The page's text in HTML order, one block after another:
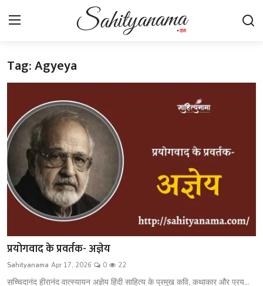
Login
स्वतंत्रता सेनानी
साहित्य समाचार
कहानी
कविता
आलेख
शख्सियत
Tag: Agyeya
प्रयोगवाद के प्रवर्तक- अज्ञेय
Sahityanama Apr 17, 2026 0 22
सच्चिदानंद हीरानंद वात्स्यायन अज्ञेय हिंदी साहित्य के प्रमुख कवि, कथाकार और प्रय...